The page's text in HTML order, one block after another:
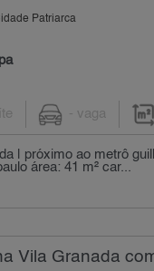
Patriarca
- vaga
| próximo ao metrô
área: 41 m² car...
Vila Granada